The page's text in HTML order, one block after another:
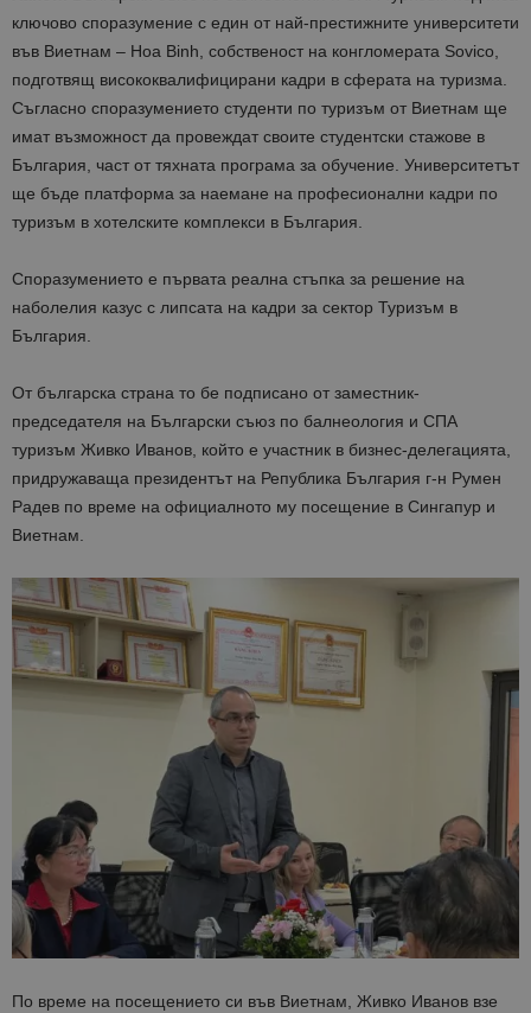
ключово споразумение с един от най-престижните университети
във Виетнам – Hoa Binh, собственост на конгломерата Sovico,
подготвящ висококвалифицирани кадри в сферата на туризма.
Съгласно споразумението студенти по туризъм от Виетнам ще
имат възможност да провеждат своите студентски стажове в
България, част от тяхната програма за обучение. Университетът
ще бъде платформа за наемане на професионални кадри по
туризъм в хотелските комплекси в България.
Споразумението е първата реална стъпка за решение на
наболелия казус с липсата на кадри за сектор Туризъм в
България.
От българска страна то бе подписано от заместник-
председателя на Български съюз по балнеология и СПА
туризъм Живко Иванов, който е участник в бизнес-делегацията,
придружаваща президентът на Република България г-н Румен
Радев по време на официалното му посещение в Сингапур и
Виетнам.
По време на посещението си във Виетнам, Живко Иванов взе